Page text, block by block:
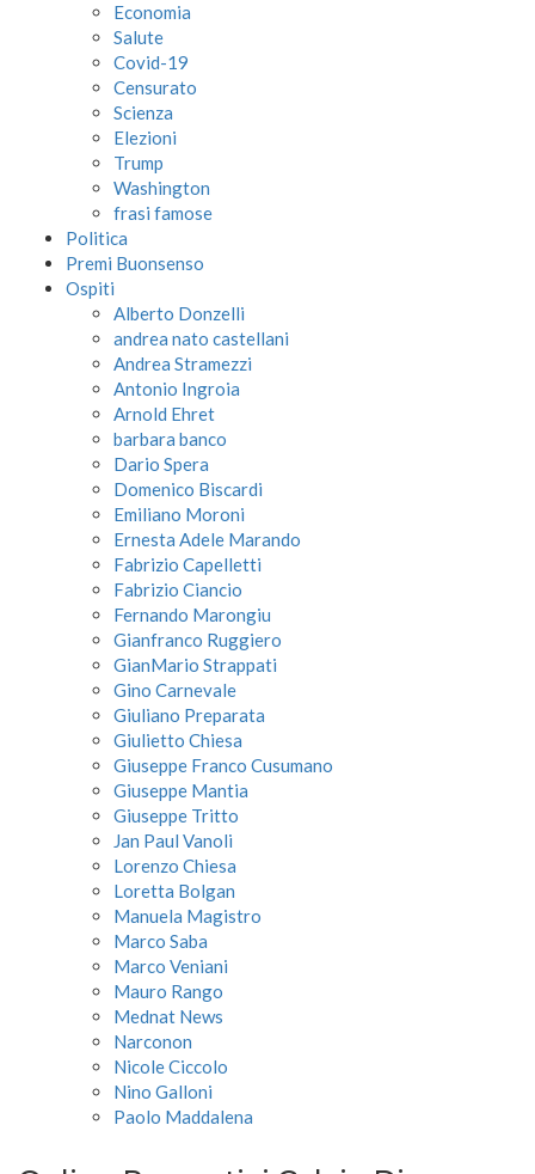
Economia
Salute
Covid-19
Censurato
Scienza
Elezioni
Trump
Washington
frasi famose
Politica
Premi Buonsenso
Ospiti
Alberto Donzelli
andrea nato castellani
Andrea Stramezzi
Antonio Ingroia
Arnold Ehret
barbara banco
Dario Spera
Domenico Biscardi
Emiliano Moroni
Ernesta Adele Marando
Fabrizio Capelletti
Fabrizio Ciancio
Fernando Marongiu
Gianfranco Ruggiero
GianMario Strappati
Gino Carnevale
Giuliano Preparata
Giulietto Chiesa
Giuseppe Franco Cusumano
Giuseppe Mantia
Giuseppe Tritto
Jan Paul Vanoli
Lorenzo Chiesa
Loretta Bolgan
Manuela Magistro
Marco Saba
Marco Veniani
Mauro Rango
Mednat News
Narconon
Nicole Ciccolo
Nino Galloni
Paolo Maddalena